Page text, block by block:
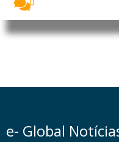
e- Global